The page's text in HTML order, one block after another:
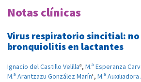
Notas clínicas
Virus respiratorio sincitial: no
bronquiolitis en lactantes
Ignacio del Castillo Velillaa, M.ª Esperanza
M.ª Arantzazu González Marínc, M.ª